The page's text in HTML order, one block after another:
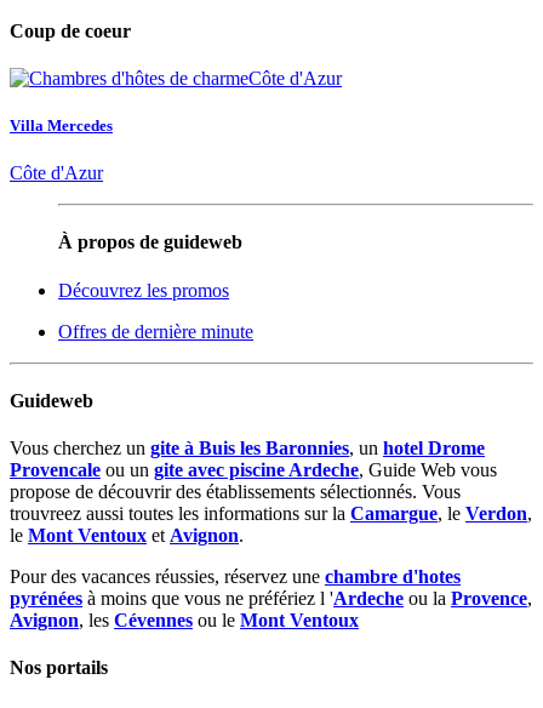
Coup de coeur
Villa Mercedes
Côte d'Azur
À propos de guideweb
Découvrez les promos
Offres de dernière minute
Guideweb
Vous cherchez un gite à Buis les Baronnies, un hotel Drome
Provencale ou un gite avec piscine Ardeche, Guide Web vous
propose de découvrir des établissements sélectionnés. Vous
trouvreez aussi toutes les informations sur la Camargue, le Verdon,
le Mont Ventoux et Avignon.
Pour des vacances réussies, réservez une chambre d'hotes
pyrénées à moins que vous ne préfériez l 'Ardeche ou la Provence,
Avignon, les Cévennes ou le Mont Ventoux
Nos portails